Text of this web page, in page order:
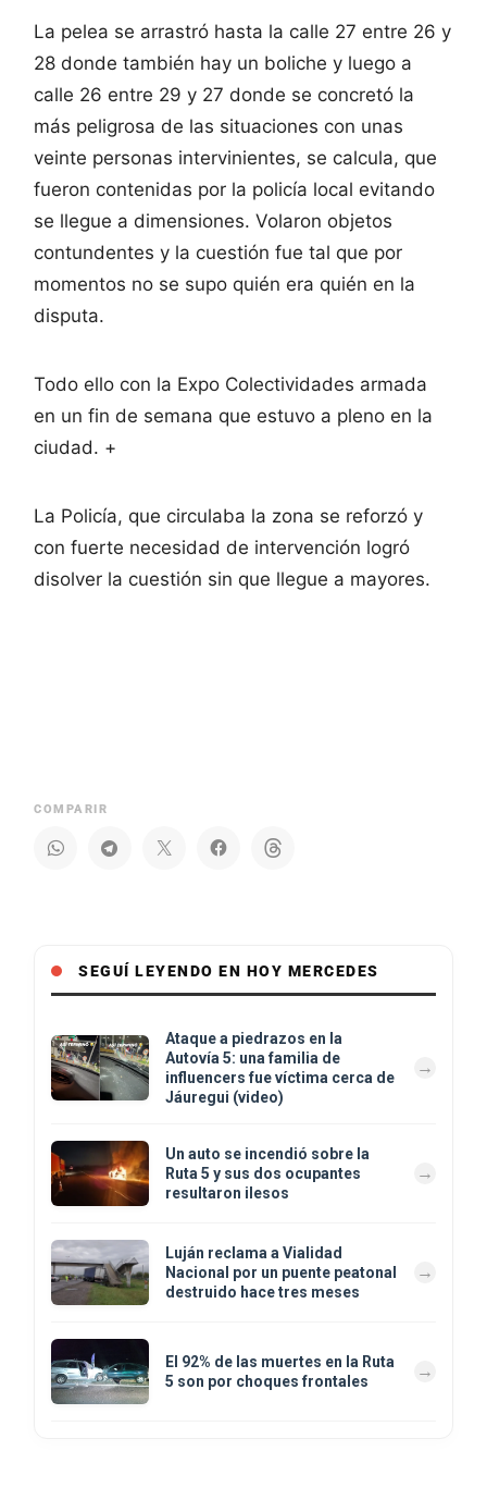
La pelea se arrastró hasta la calle 27 entre 26 y
28 donde también hay un boliche y luego a
calle 26 entre 29 y 27 donde se concretó la
más peligrosa de las situaciones con unas
veinte personas intervinientes, se calcula, que
fueron contenidas por la policía local evitando
se llegue a dimensiones. Volaron objetos
contundentes y la cuestión fue tal que por
momentos no se supo quién era quién en la
disputa.
Todo ello con la Expo Colectividades armada
en un fin de semana que estuvo a pleno en la
ciudad. +
La Policía, que circulaba la zona se reforzó y
con fuerte necesidad de intervención logró
disolver la cuestión sin que llegue a mayores.
COMPARIR
SEGUÍ LEYENDO EN HOY MERCEDES
Ataque a piedrazos en la
Autovía 5: una familia de
influencers fue víctima cerca de
Jáuregui (video)
Un auto se incendió sobre la
Ruta 5 y sus dos ocupantes
resultaron ilesos
Luján reclama a Vialidad
Nacional por un puente peatonal
destruido hace tres meses
El 92% de las muertes en la Ruta
5 son por choques frontales